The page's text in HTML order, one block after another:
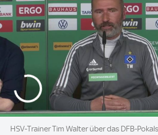
HSV-Trainer Tim Walter über das DFB-